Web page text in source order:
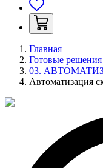
Главная
Готовые решения
03.
Автоматизация